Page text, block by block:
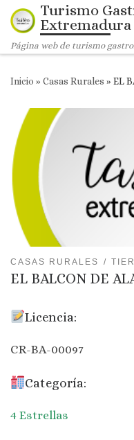
Saltar al contenido
Turismo
Extremadura
Página web de turismo
Inicio » Casas Rurales » EL
CASAS RURALES
EL BALCON DE
Licencia:
CR-BA-00097
Categoría:
4 Estrellas